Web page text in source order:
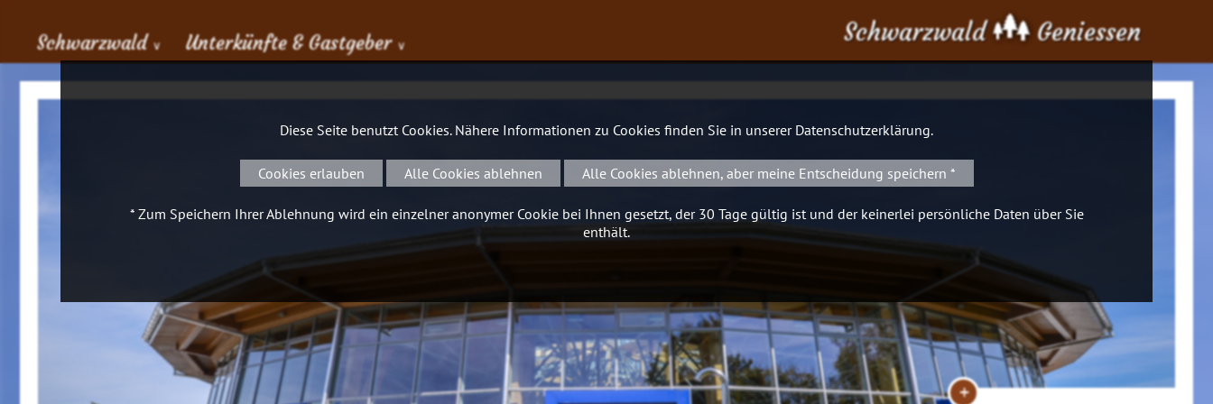
Schwarzwald ∨ Unterkünfte & Gastgeber ∨ Schwarzwald Geniessen
+
Diese Seite benutzt Cookies. Nähere Informationen zu Cookies finden Sie in unserer Datenschutzerklärung.
Cookies erlauben Alle Cookies ablehnen Alle Cookies ablehnen, aber meine Entscheidung speichern *
* Zum Speichern Ihrer Ablehnung wird ein einzelner anonymer Cookie bei Ihnen gesetzt, der 30 Tage gültig ist und der keinerlei persönliche Daten über Sie
enthält.